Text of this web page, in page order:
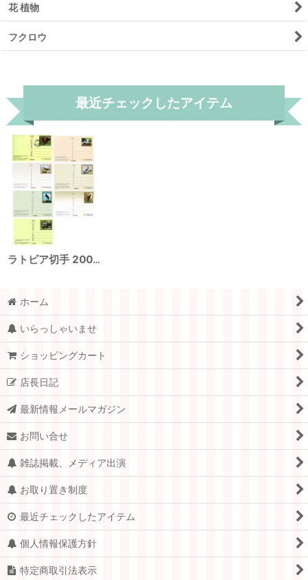
花 植物
フクロウ
最近チェックしたアイテム
ラトビア切手 2005-11年 切手付き ポストカード ハガキ 鳥 フクロウ 花 7枚
ホーム
いらっしゃいませ
ショッピングカート
店長日記
最新情報メールマガジン
お問い合せ
雑誌掲載、メディア出演
お取り置き制度
最近チェックしたアイテム
個人情報保護方針
特定商取引法表示